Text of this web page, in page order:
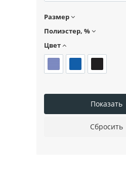
Размер
Полиэстер, %
Цвет